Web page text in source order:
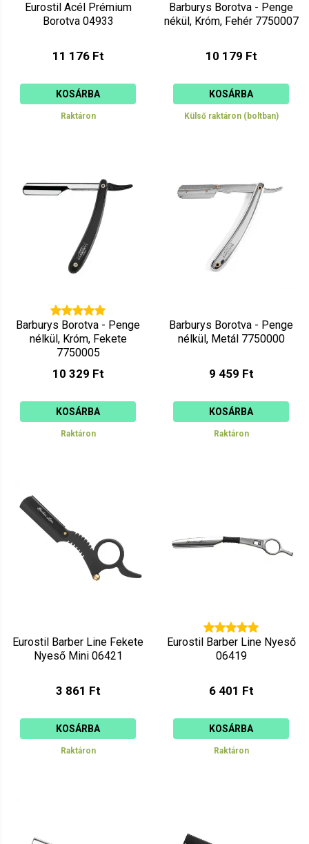
Eurostil Acél Prémium
Borotva 04933
11 176 Ft
KOSÁRBA
Raktáron
Barburys Borotva - Penge
nékül, Króm, Fehér 7750007
10 179 Ft
KOSÁRBA
Külső raktáron (boltban)
Barburys Borotva - Penge
nélkül, Króm, Fekete
7750005
10 329 Ft
KOSÁRBA
Raktáron
Barburys Borotva - Penge
nélkül, Metál 7750000
9 459 Ft
KOSÁRBA
Raktáron
Eurostil Barber Line Fekete
Nyeső Mini 06421
3 861 Ft
KOSÁRBA
Raktáron
Eurostil Barber Line Nyeső
06419
6 401 Ft
KOSÁRBA
Raktáron